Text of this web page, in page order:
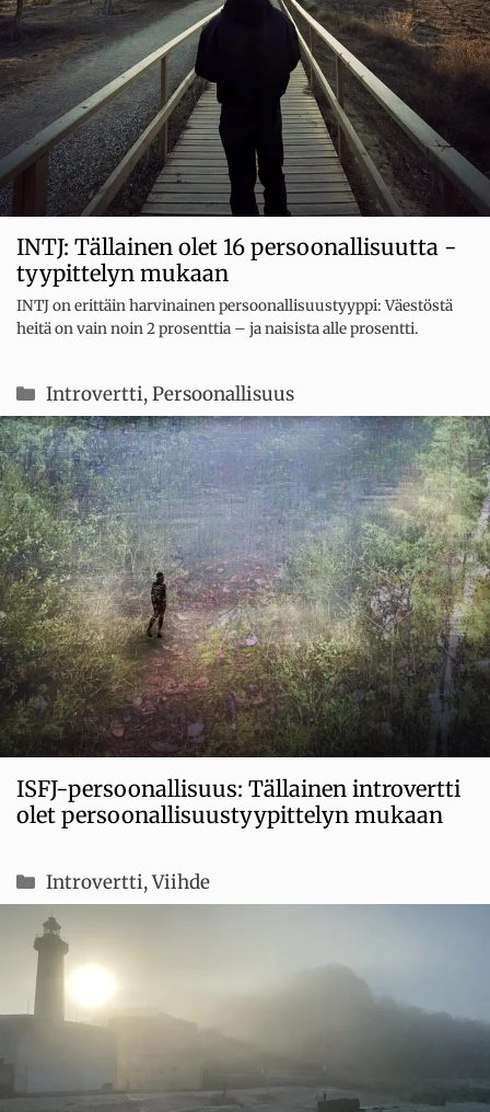
INTJ: Tällainen olet 16 persoonallisuutta -
tyypittelyn mukaan
INTJ on erittäin harvinainen persoonallisuustyyppi: Väestöstä
heitä on vain noin 2 prosenttia – ja naisista alle prosentti.
Kategoriat
Introvertti,Persoonallisuus
ISFJ-persoonallisuus: Tällainen introvertti
olet persoonallisuustyypittelyn mukaan
Kategoriat
Introvertti,Viihde